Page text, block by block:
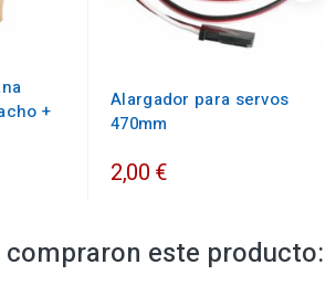
+
Alargador para servos
470mm
2,00 €
compraron este producto: